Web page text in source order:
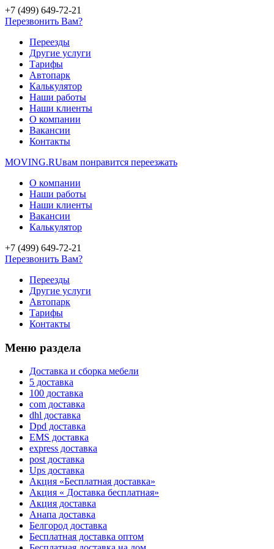
+7 (499) 649-72-21
Перезвонить Вам?
Переезды
Другие услуги
Тарифы
Автопарк
Калькулятор
Наши работы
Наши клиенты
О компании
Вакансии
Контакты
MOVING.RUвам понравится переезжать
О компании
Наши работы
Наши клиенты
Вакансии
Калькулятор
+7 (499) 649-72-21
Перезвонить Вам?
Переезды
Другие услуги
Автопарк
Тарифы
Контакты
Меню раздела
Доставка и сборка мебели
5 доставка
100 доставка
com доставка
dhl доставка
Dpd доставка
EMS доставка
express доставка
post доставка
Ups доставка
Акция «Бесплатная доставка»
Акция « Доставка бесплатная»
Акция доставка
Анапа доставка
Белгород доставка
Бесплатная доставка оптом